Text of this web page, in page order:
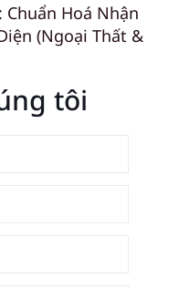
Hoá Nhận
(Ngoại Thất &
tôi